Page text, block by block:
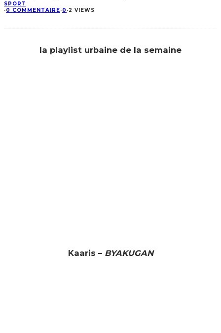
SPORT
·0 COMMENTAIRE·0 ·2 VIEWS
la playlist urbaine de la semaine
Kaaris – BYAKUGAN